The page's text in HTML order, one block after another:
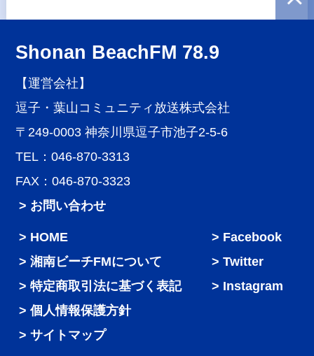
Shonan BeachFM 78.9
【運営会社】
逗子・葉山コミュニティ放送株式会社
〒249-0003 神奈川県逗子市池子2-5-6
TEL：046-870-3313
FAX：046-870-3323
> お問い合わせ
HOME
湘南ビーチFMについて
特定商取引法に基づく表記
個人情報保護方針
サイトマップ
Facebook
Twitter
Instagram